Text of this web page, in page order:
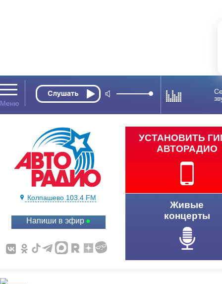
Колпашево 103.4 FM
Напиши в эфир
УСТАНОВИТЬ
АВТОРАДИО
Живые
концерты